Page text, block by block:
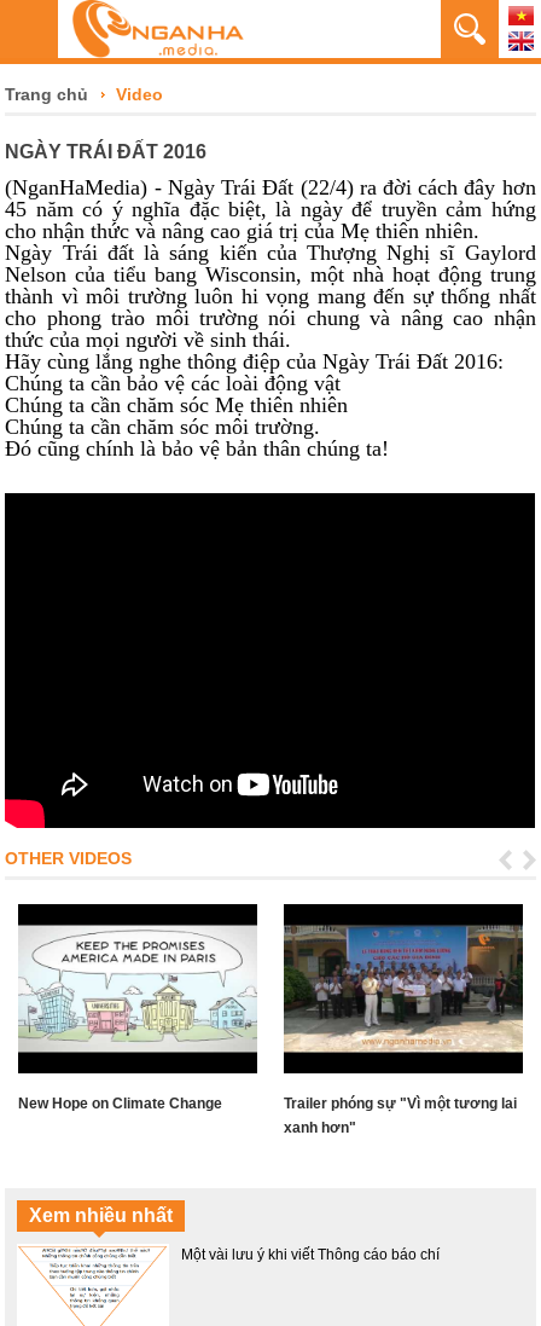
Trang chủ Video
NGÀY TRÁI ĐẤT 2016
(NganHaMedia) - Ngày Trái Đất (22/4) ra đời cách đây hơn
45 năm có ý nghĩa đặc biệt, là ngày để truyền cảm hứng
cho nhận thức và nâng cao giá trị của Mẹ thiên nhiên.
Ngày Trái đất là sáng kiến của Thượng Nghị sĩ Gaylord
Nelson của tiểu bang Wisconsin, một nhà hoạt động trung
thành vì môi trường luôn hi vọng mang đến sự thống nhất
cho phong trào môi trường nói chung và nâng cao nhận
thức của mọi người về sinh thái.
Hãy cùng lắng nghe thông điệp của Ngày Trái Đất 2016:
Chúng ta cần bảo vệ các loài động vật
Chúng ta cần chăm sóc Mẹ thiên nhiên
Chúng ta cần chăm sóc môi trường.
Đó cũng chính là bảo vệ bản thân chúng ta!
OTHER VIDEOS
New Hope on Climate Change
Trailer phóng sự "Vì một tương lai
xanh hơn"
Xem nhiều nhất
Một vài lưu ý khi viết Thông cáo báo chí